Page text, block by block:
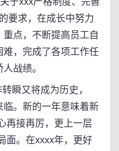
要求，在成长中努力
点，不断提高员工自
难，完成了各项工作任
战绩。
瞬又将成为历史，
。新的一年意味着新
再接再厉，更上一层
面。在xxxx年，更好